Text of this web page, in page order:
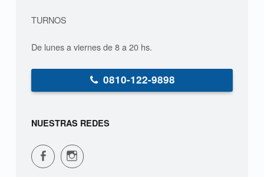
TURNOS
De lunes a viernes de 8 a 20 hs.
0810-122-9898
NUESTRAS REDES
CPVS en Facebook CPVS en Instagram